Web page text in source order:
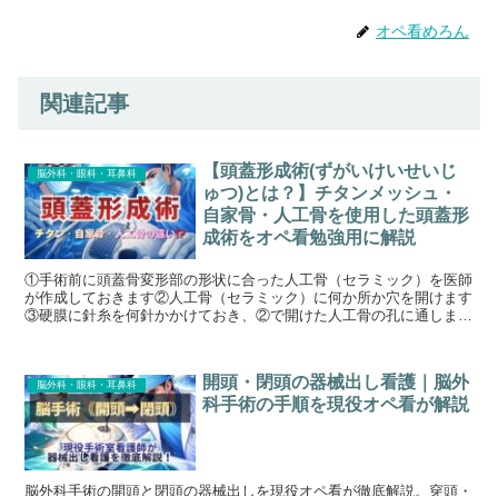
オペ看めろん
関連記事
脳外科・眼科・耳鼻科
【頭蓋形成術(ずがいけいせいじ
ゅつ)とは？】チタンメッシュ・
自家骨・人工骨を使用した頭蓋形
成術をオペ看勉強用に解説
①手術前に頭蓋骨変形部の形状に合った人工骨（セラミック）を医師
が作成しておきます②人工骨（セラミック）に何か所か穴を開けます
③硬膜に針糸を何針かかけておき、②で開けた人工骨の孔に通します
脳外科・眼科・耳鼻科
開頭・閉頭の器械出し看護｜脳外
科手術の手順を現役オペ看が解説
脳外科手術の開頭と閉頭の器械出しを現役オペ看が徹底解説。穿頭・